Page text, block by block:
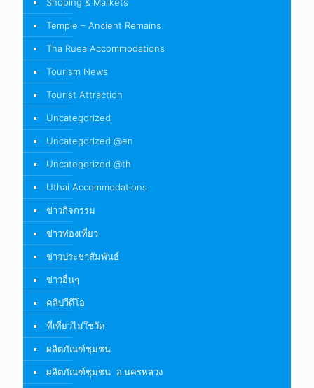
Temple – Ancient Remains
Tha Ruea Accommodations
Tourism News
Tourist Attraction
Uncategorized
Uncategorized @en
Uncategorized @th
Uthai Accommodations
ข่าวกิจกรรม
ข่าวท่องเที่ยว
ข่าวประชาสัมพันธ์
ข่าวอื่นๆ
คลิปวีดีโอ
ที่เที่ยวไม่ใช่วัด
ผลิตภัณฑ์ชุมชน
ผลิตภัณฑ์ชุมชน อ.นครหลวง